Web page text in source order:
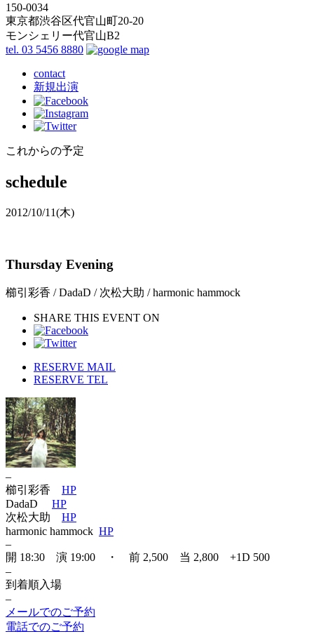
150-0034
東京都渋谷区代官山町20-20
モンシェリー代官山B2
tel. 03 5456 8880
contact
新規出演
これからの予定
schedule
2012/10/11(木)
Thursday Evening
櫛引彩香 / DadaD / 次松大助 / harmonic hammock
SHARE THIS EVENT ON
RESERVE MAIL
RESERVE TEL
–
櫛引彩香 HP
DadaD HP
次松大助 HP
harmonic hammock HP
–
開 18:30 演 19:00 ・ 前 2,500 当 2,800 +1D 500
–
到着順入場
–
メールでのご予約
電話でのご予約